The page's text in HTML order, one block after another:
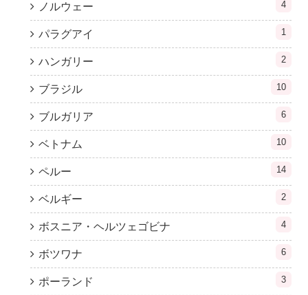
ノルウェー 4
パラグアイ 1
ハンガリー 2
ブラジル 10
ブルガリア 6
ベトナム 10
ペルー 14
ベルギー 2
ボスニア・ヘルツェゴビナ 4
ボツワナ 6
ポーランド 3